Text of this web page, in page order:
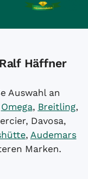
Häffner
Auswahl an
Omega, Breitling,
Davosa,
, Audemars
Marken.